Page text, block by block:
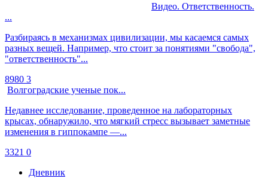
Видео. Ответственность.
...
Разбираясь в механизмах цивилизации, мы касаемся самых
разных вещей. Например, что стоит за понятиями "свобода",
"ответственность"...
8980 3
Волгоградские ученые пок...
Недавнее исследование, проведенное на лабораторных
крысах, обнаружило, что мягкий стресс вызывает заметные
изменения в гиппокампе —...
3321 0
Дневник